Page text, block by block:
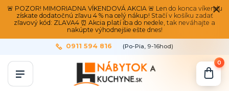
🚨 POZOR! MIMORIADNA VÍKENDOVÁ AKCIA 🚨 Len do konca víkendu
získate dodatočnú zľavu 4 % na celý nákup! Stačí v košíku zadať
zľavový kód: ZLAVA4 ⏰ Akcia platí iba do nedele, tak neváhajte a
nakúpte výhodnejšie ešte dnes!
0911 594 816 (Po-Pia, 9-16hod)
0